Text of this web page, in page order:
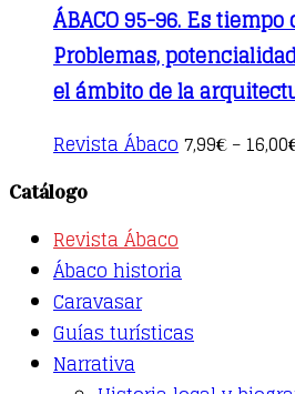
ÁBACO 95-96. Es
Problemas,
el ámbito de la
Revista Ábaco This
product
chosen
on
7,99€ – 16,00
Catálogo
Revista Ábaco
Ábaco historia
Caravasar
Guías turísticas
Narrativa